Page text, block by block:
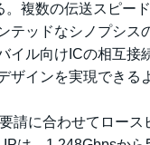
複数の伝送スピー
テッドなシノプシス
イル向けICの相互接
インを実現できる
請に合わせてロー